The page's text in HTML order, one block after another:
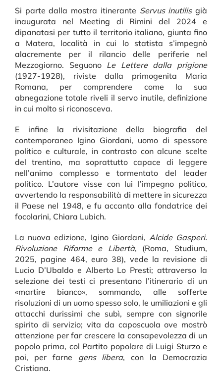
Si parte dalla mostra itinerante Servus inutilisgià
inaugurata nel Meeting di Rimini del 2024 e
dipanatasi per tutto il territorio italiano, giunta fino
a Matera, località in cui lo statista s’impegnò
alacremente per il rilancio delle periferie nel
Mezzogiorno. Seguono Le Lettere dalla prigione
(1927-1928), riviste dalla primogenita Maria
Romana, per comprendere come la sua
abnegazione totale riveli il servo inutile, definizione
in cui molto si riconosceva.
E infine la rivisitazione della biografia del
contemporaneo Igino Giordani, uomo di spessore
politico e culturale, in contrasto con alcune scelte
del trentino, ma soprattutto capace di leggere
nell’animo complesso e tormentato del leader
politico. L’autore visse con lui l’impegno politico,
avvertendo la responsabilità di mettere in sicurezza
il Paese nel 1948, e fu accanto alla fondatrice dei
focolarini, Chiara Lubich.
La nuova edizione, Igino Giordani, Alcide Gasperi.
Rivoluzione
Riforme e Libertà, (Roma, Studium,
2025, pagine 464, euro 38), vede la revisione di
Lucio D’Ubaldo e Alberto Lo Presti; attraverso la
selezione dei testi ci presentano l’itinerario di un
«martire bianco», sommando, alle sofferte
risoluzioni di un uomo spesso solo, le umiliazioni e gli
attacchi durissimi che subì, sempre con signorile
spirito di servizio; vita da caposcuola ove mostrò
attenzione per far crescere la consapevolezza di un
popolo prima, col Partito popolare di Luigi Sturzo e
poi, per farne gens libera, con la Democrazia
Cristiana.